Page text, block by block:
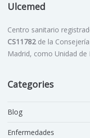
Ulcemed
Centro sanitario
CS11782de la
Madrid, como Unidad de
Categories
Blog
Enfermedades